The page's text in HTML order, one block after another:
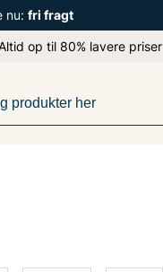
nu: fri fragt
op til 80% lavere priser